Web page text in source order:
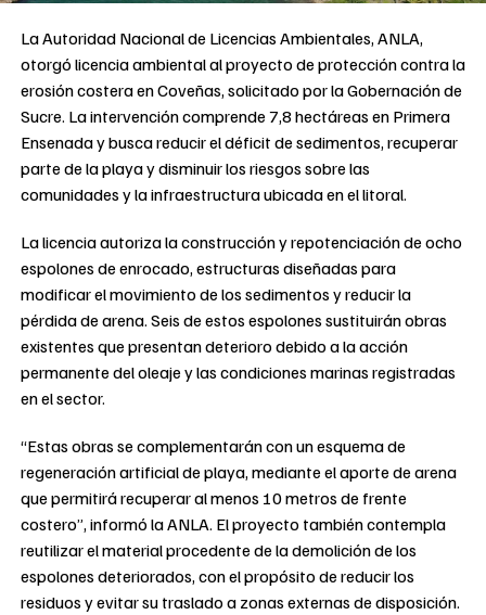
La Autoridad Nacional de Licencias Ambientales, ANLA,
otorgó licencia ambiental al proyecto de protección contra la
erosión costera en Coveñas, solicitado por la Gobernación de
Sucre. La intervención comprende 7,8 hectáreas en Primera
Ensenada y busca reducir el déficit de sedimentos, recuperar
parte de la playa y disminuir los riesgos sobre las
comunidades y la infraestructura ubicada en el litoral.
La licencia autoriza la construcción y repotenciación de ocho
espolones de enrocado, estructuras diseñadas para
modificar el movimiento de los sedimentos y reducir la
pérdida de arena. Seis de estos espolones sustituirán obras
existentes que presentan deterioro debido a la acción
permanente del oleaje y las condiciones marinas registradas
en el sector.
“Estas obras se complementarán con un esquema de
regeneración artificial de playa, mediante el aporte de arena
que permitirá recuperar al menos 10 metros de frente
costero”, informó la ANLA. El proyecto también contempla
reutilizar el material procedente de la demolición de los
espolones deteriorados, con el propósito de reducir los
residuos y evitar su traslado a zonas externas de disposición.